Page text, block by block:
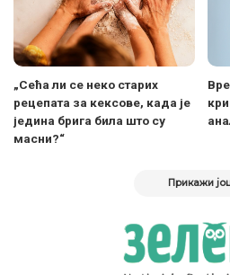
„Сећа ли се неко старих
рецепата за кексове, када је
једина брига била што су
масни?“
Прикажи